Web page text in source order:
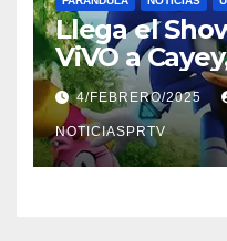
Llega el
ViVO a
Barceloneta
Relojes
compre
4/FEBRERO/2025
NOTICIASPRTV